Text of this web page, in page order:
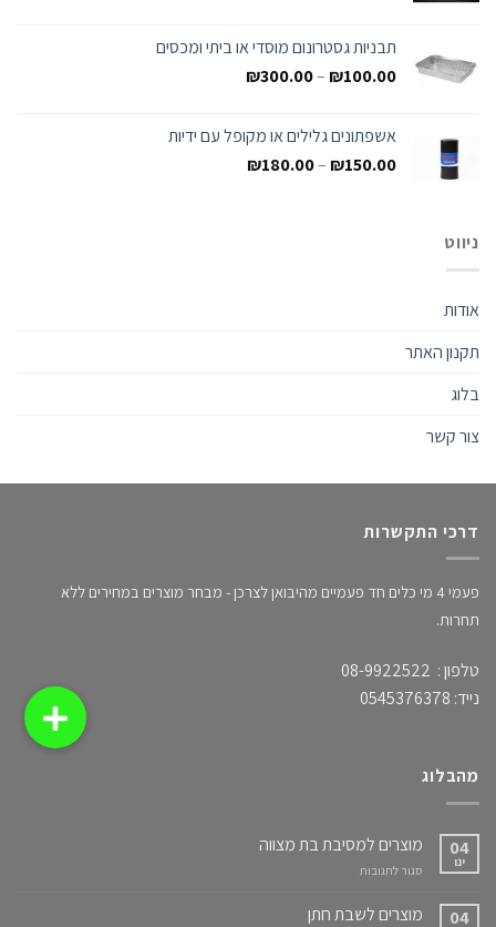
תבניות גסטרונום מוסדי או ביתי ומכסים
₪100.00
–
₪300.00
אשפתונים גלילים או מקופל עם ידיות
₪150.00
–
₪180.00
ניווט
אודות
תקנון האתר
בלוג
צור קשר
דרכי התקשרות
פעמי 4 מי כלים חד פעמיים מהיבואן לצרכן - מבחר מוצרים במחירים ללא
תחרות.
טלפון : 08-9922522
נייד: 0545376378
מהבלוג
04
ינו
מוצרים למסיבת בת מצווה
סגור לתגובות
04 מוצרים לשבת חתן